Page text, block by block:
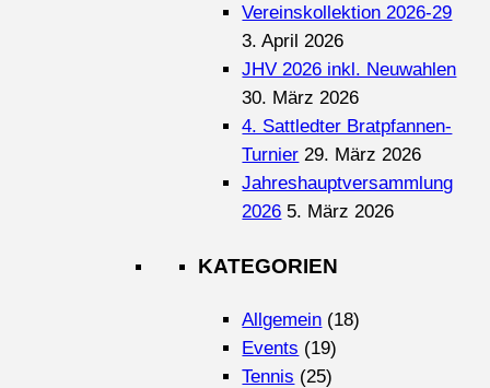
Vereinskollektion 2026-29
3. April 2026
JHV 2026 inkl. Neuwahlen
30. März 2026
4. Sattledter Bratpfannen-
Turnier 29. März 2026
Jahreshauptversammlung
2026 5. März 2026
KATEGORIEN
Allgemein (18)
Events (19)
Tennis (25)